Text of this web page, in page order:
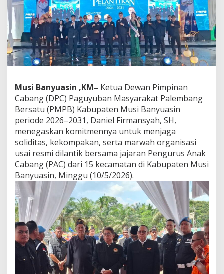
e
s
m
i
D
i
l
t
i
k
,
a
n
i
e
F
i
r
m
a
n
s
y
a
Musi Banyuasin ,KM– Ketua Dewan Pimpinan
Cabang (DPC) Paguyuban Masyarakat Palembang
Bersatu (PMPB) Kabupaten Musi Banyuasin
periode 2026–2031, Daniel Firmansyah, SH,
menegaskan komitmennya untuk menjaga
soliditas, kekompakan, serta marwah organisasi
usai resmi dilantik bersama jajaran Pengurus Anak
Cabang (PAC) dari 15 kecamatan di Kabupaten Musi
Banyuasin, Minggu (10/5/2026).